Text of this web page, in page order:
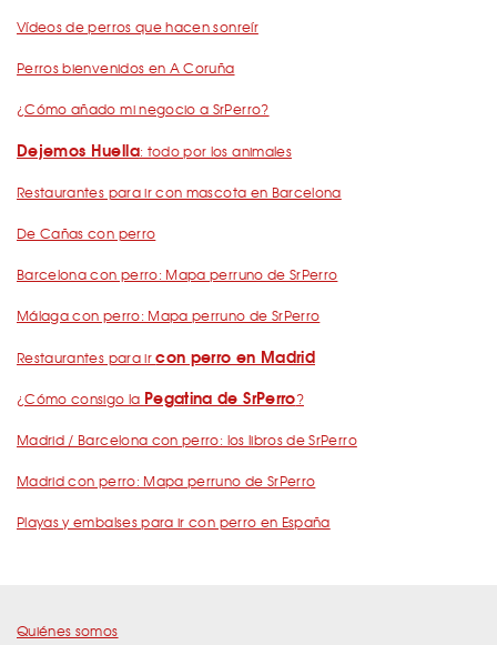
Vídeos de perros que hacen sonreír
Perros bienvenidos en A Coruña
¿Cómo añado mi negocio a SrPerro?
Dejemos Huella: todo por los animales
Restaurantes para ir con mascota en Barcelona
De Cañas con perro
Barcelona con perro: Mapa perruno de SrPerro
Málaga con perro: Mapa perruno de SrPerro
Restaurantes para ircon perro en Madrid
¿Cómo consigo la Pegatina de SrPerro?
Madrid / Barcelona con perro: los libros de SrPerro
Madrid con perro: Mapa perruno de SrPerro
Playas y embalses para ir con perro en España
Quiénes somos